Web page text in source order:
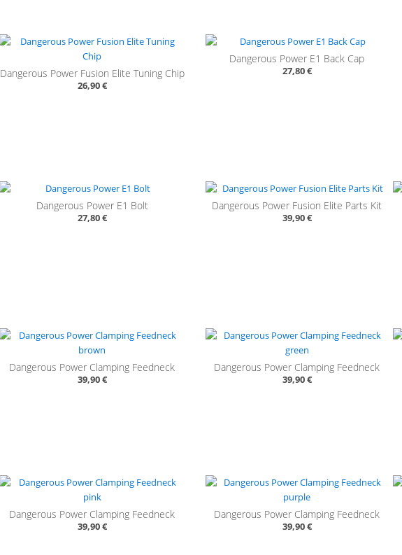
Dangerous Power Fusion Elite Tuning Chip
26,90 €
Dangerous Power E1 Back Cap
27,80 €
Dangerous Power E1 Bolt
27,80 €
Dangerous Power Fusion Elite Parts Kit
39,90 €
Dangerous Power Clamping Feedneck
39,90 €
Dangerous Power Clamping Feedneck
39,90 €
Dangerous Power Clamping Feedneck
39,90 €
Dangerous Power Clamping Feedneck
39,90 €